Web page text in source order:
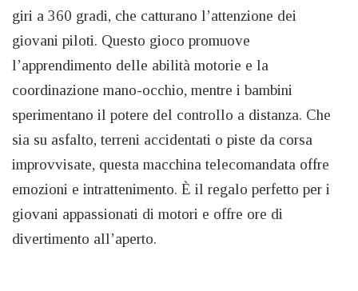
giri a 360 gradi, che catturano l’attenzione dei
giovani piloti. Questo gioco promuove
l’apprendimento delle abilità motorie e la
coordinazione mano-occhio, mentre i bambini
sperimentano il potere del controllo a distanza. Che
sia su asfalto, terreni accidentati o piste da corsa
improvvisate, questa macchina telecomandata offre
emozioni e intrattenimento. È il regalo perfetto per i
giovani appassionati di motori e offre ore di
divertimento all’aperto.